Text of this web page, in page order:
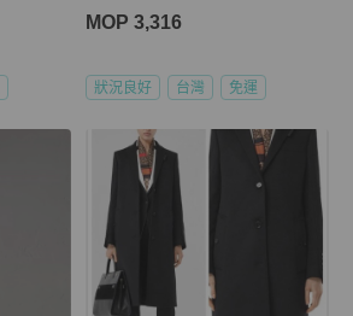
MOP 3,316
狀況良好 台灣 免運